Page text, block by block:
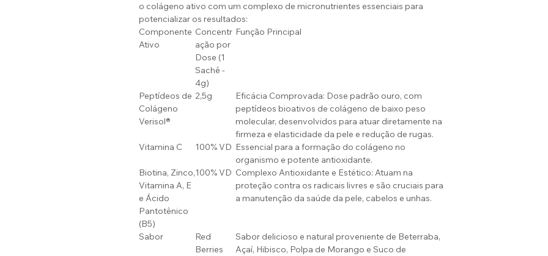
o colágeno ativo com um complexo de micronutrientes essenciais para
potencializar os resultados:
Componente
Ativo
Concentr
ação por
Dose (1
Sachê -
4g)
Função Principal
Peptídeos de
Colágeno
Verisol®
2,5g
Eficácia Comprovada: Dose padrão ouro, com
peptídeos bioativos de colágeno de baixo peso
molecular, desenvolvidos para atuar diretamente na
firmeza e elasticidade da pele e redução de rugas.
Vitamina C
100% VD Essencial para a formação do colágeno no
organismo e potente antioxidante.
Biotina, Zinco,
Vitamina A, E
e Ácido
Pantotênico
(B5)
100% VD Complexo Antioxidante e Estético: Atuam na
proteção contra os radicais livres e são cruciais para
a manutenção da saúde da pele, cabelos e unhas.
Sabor
Red
Berries
Sabor delicioso e natural proveniente de Beterraba,
Açaí, Hibisco, Polpa de Morango e Suco de